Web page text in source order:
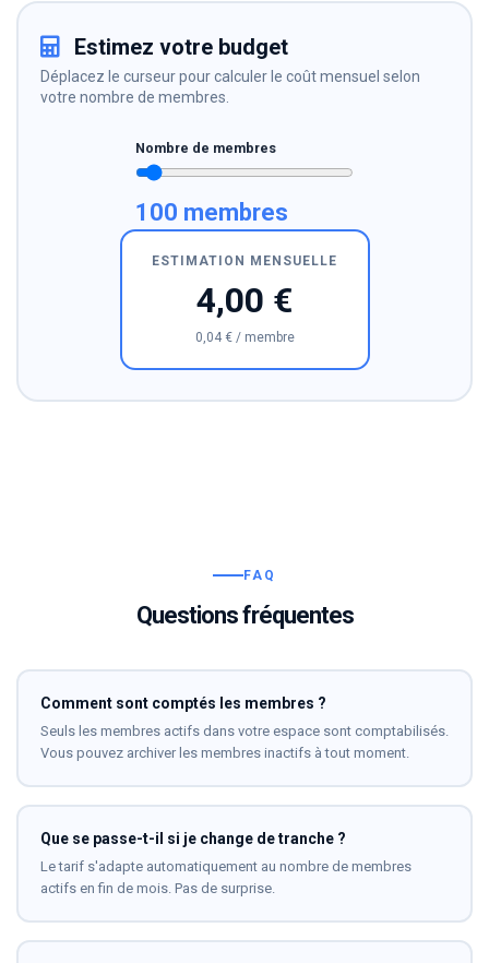
Estimez votre budget
Déplacez le curseur pour calculer le coût mensuel selon
votre nombre de membres.
Nombre de membres
100 membres
ESTIMATION MENSUELLE
4,00 €
0,04 € / membre
FAQ
Questions fréquentes
Comment sont comptés les membres ?
Seuls les membres actifs dans votre espace sont comptabilisés.
Vous pouvez archiver les membres inactifs à tout moment.
Que se passe-t-il si je change de tranche ?
Le tarif s'adapte automatiquement au nombre de membres
actifs en fin de mois. Pas de surprise.